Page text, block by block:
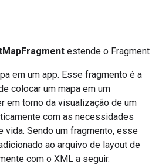
estende o Fragment
em um app. Esse fragmento é a
colocar um mapa em um
em torno da visualização de um
com as necessidades
vida. Sendo um fragmento, esse
ao arquivo de layout de
com o XML a seguir.